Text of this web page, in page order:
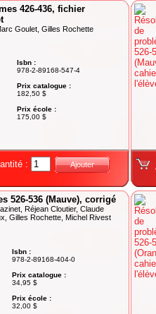
426-436, fichier
Goulet, Gilles Rochette
Isbn :
978-2-89168-547-4
Prix catalogue :
182,50 $
Prix école :
175,00 $
: Ajouter
526-536 (Mauve), corrigé
Réjean Cloutier, Claude
Gilles Rochette, Michel Rivest
Isbn :
978-2-89168-404-0
Prix catalogue :
34,95 $
Prix école :
32,00 $